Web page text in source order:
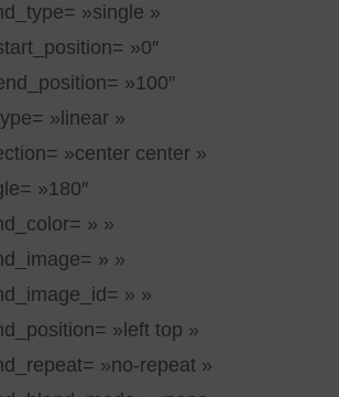
»single »
»0″
»100″
»linear »
»center center »
»180″
» »
» »
» »
»left top »
»no-repeat »